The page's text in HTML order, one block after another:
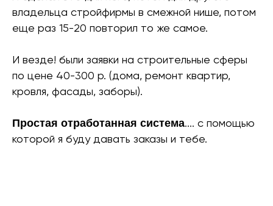
владельца стройфирмы в смежной нише, потом
еще раз 15-20 повторил то же самое.
И везде! были заявки на строительные сферы
по цене 40-300 р. (дома, ремонт квартир,
кровля, фасады, заборы).
Простая отработанная система.... с помощью
которой я буду давать заказы и тебе.